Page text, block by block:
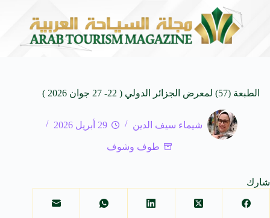
7 أغسطس 2026 بحيرة قبر عون جوهرة
الطبعة (57) لمعرض الجزائر الدولي ( 22- 27 جوان 2026 )
شيماء سيف الدين 29 أبريل 2026
طوف وشوف
شارك